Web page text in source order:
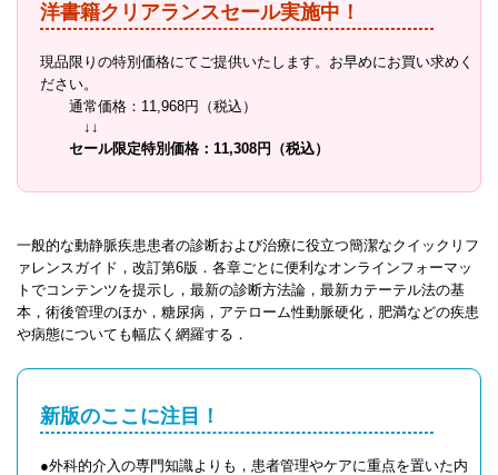
洋書籍クリアランスセール実施中！
現品限りの特別価格にてご提供いたします。お早めにお買い求めく
ださい。
通常価格：11,968円（税込）
↓↓
セール限定特別価格：11,308円（税込）
一般的な動静脈疾患患者の診断および治療に役立つ簡潔なクイックリフ
ァレンスガイド，改訂第6版．各章ごとに便利なオンラインフォーマッ
トでコンテンツを提示し，最新の診断方法論，最新カテーテル法の基
本，術後管理のほか，糖尿病，アテローム性動脈硬化，肥満などの疾患
や病態についても幅広く網羅する．
新版のここに注目！
●外科的介入の専門知識よりも，患者管理やケアに重点を置いた内